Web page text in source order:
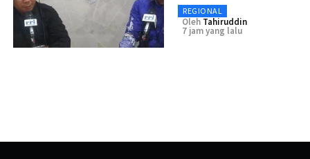
REGIONAL
Oleh Tahiruddin
7 jam yang lalu